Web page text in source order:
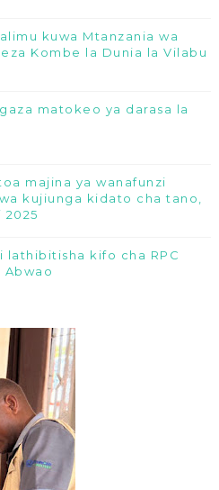
kuwa Mtanzania wa
Kombe la Dunia la Vilabu
matokeo ya darasa la
majina ya wanafunzi
kujiunga kidato cha tano,
lathibitisha kifo cha RPC
Abwao